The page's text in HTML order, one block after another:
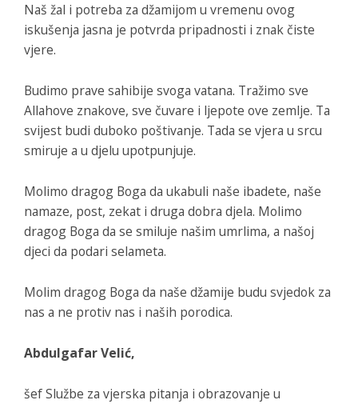
Naš žal i potreba za džamijom u vremenu ovog
iskušenja jasna je potvrda pripadnosti i znak čiste
vjere.
Budimo prave sahibije svoga vatana. Tražimo sve
Allahove znakove, sve čuvare i ljepote ove zemlje. Ta
svijest budi duboko poštivanje. Tada se vjera u srcu
smiruje a u djelu upotpunjuje.
Molimo dragog Boga da ukabuli naše ibadete, naše
namaze, post, zekat i druga dobra djela. Molimo
dragog Boga da se smiluje našim umrlima, a našoj
djeci da podari selameta.
Molim dragog Boga da naše džamije budu svjedok za
nas a ne protiv nas i naših porodica.
Abdulgafar Velić,
šef Službe za vjerska pitanja i obrazovanje u